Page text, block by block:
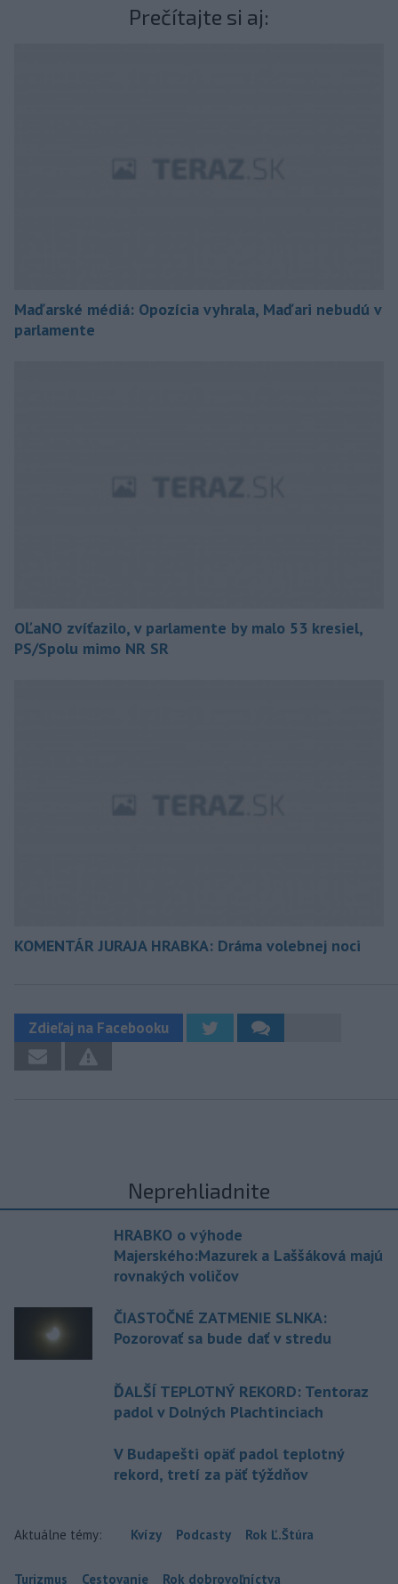
Prečítajte si aj:
Maďarské médiá: Opozícia vyhrala, Maďari nebudú v
parlamente
OĽaNO zvíťazilo, v parlamente by malo 53 kresiel,
PS/Spolu mimo NR SR
KOMENTÁR JURAJA HRABKA: Dráma volebnej noci
Zdieľaj na Facebooku
Neprehliadnite
HRABKO o výhode
Majerského:Mazurek a Laššáková majú
rovnakých voličov
ČIASTOČNÉ ZATMENIE SLNKA:
Pozorovať sa bude dať v stredu
ĎALŠÍ TEPLOTNÝ REKORD: Tentoraz
padol v Dolných Plachtinciach
V Budapešti opäť padol teplotný
rekord, tretí za päť týždňov
Aktuálne témy: Kvízy Podcasty Rok Ľ.Štúra
Turizmus Cestovanie Rok dobrovoľníctva